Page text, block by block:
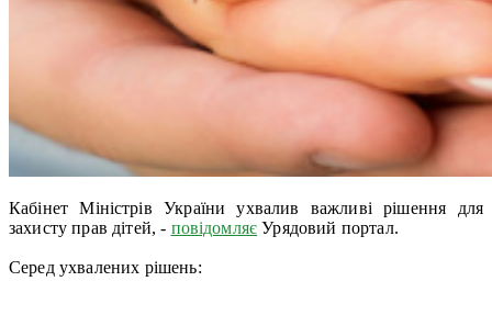
Кабінет Міністрів України ухвалив важливі рішення для
захисту прав дітей, - повідомляє Урядовий портал.
Серед ухвалених рішень: